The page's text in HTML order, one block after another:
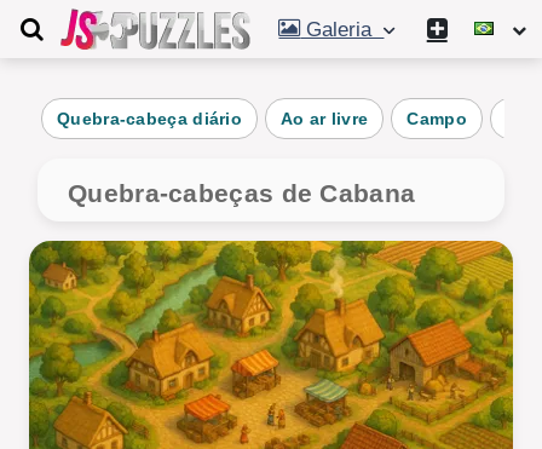
Galeria
Quebra-cabeça diário Ao ar livre Campo
Quebra-cabeças de Cabana